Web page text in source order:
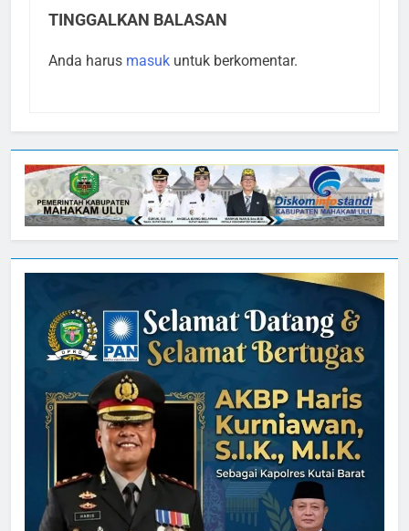
TINGGALKAN BALASAN
Anda harus masuk untuk berkomentar.